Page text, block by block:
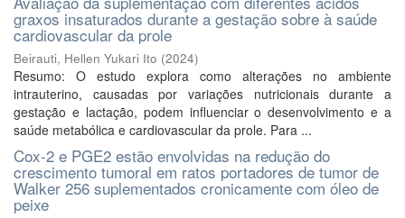
graxos insaturados durante a gestação sobre à saúde
cardiovascular da prole
Beirauti, Hellen Yukari Ito (2024)
Resumo: O estudo explora como alterações no ambiente
intrauterino, causadas por variações nutricionais durante a
gestação e lactação, podem influenciar o desenvolvimento e a
saúde metabólica e cardiovascular da prole. Para ...
Cox-2 e PGE2 estão envolvidas na redução do
crescimento tumoral em ratos portadores de tumor de
Walker 256 suplementados cronicamente com óleo de
peixe